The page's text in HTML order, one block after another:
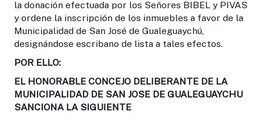
la donación efectuada por los Señores BIBEL y PIVAS
y ordene la inscripción de los inmuebles a favor de la
Municipalidad de San José de Gualeguaychú,
designándose escribano de lista a tales efectos.
POR ELLO:
EL HONORABLE CONCEJO DELIBERANTE DE LA
MUNICIPALIDAD DE SAN JOSE DE GUALEGUAYCHU
SANCIONA LA SIGUIENTE